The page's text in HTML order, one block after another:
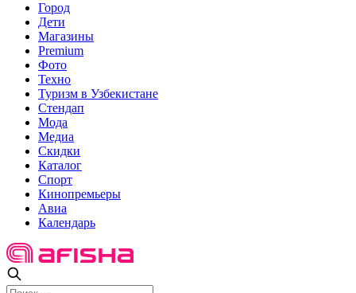
Город
Дети
Магазины
Premium
Фото
Техно
Туризм в Узбекистане
Стендап
Мода
Медиа
Скидки
Каталог
Спорт
Кинопремьеры
Авиа
Календарь